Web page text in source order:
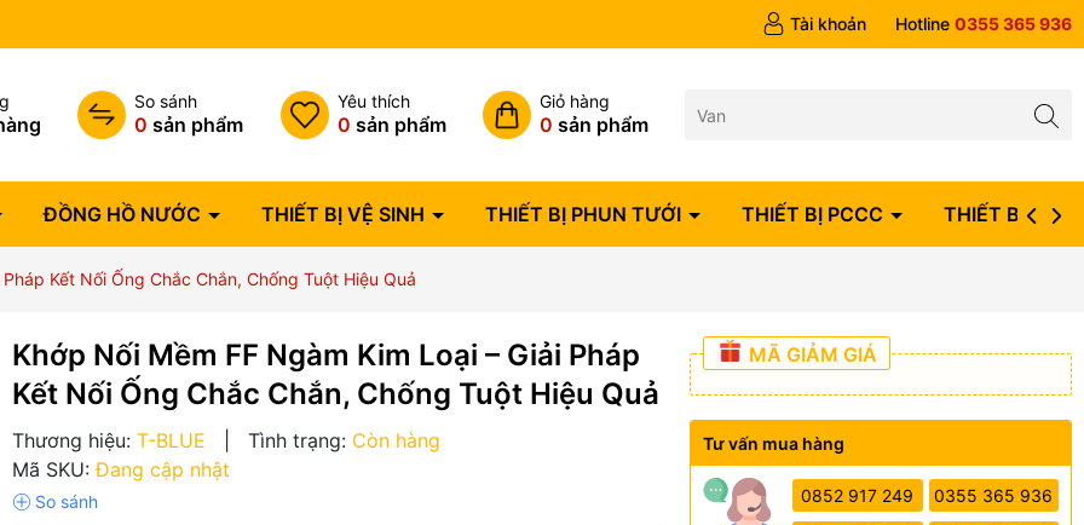
Tài khoản Hotline 0355 365 936
So sánh
0 sản phẩm
Yêu thích
0 sản phẩm
Giỏ hàng
0 sản phẩm
ĐỒNG HỒ NƯỚC THIẾT BỊ VỆ SINH THIẾT BỊ PHUN TƯỚI THIẾT BỊ PCCC THIẾT BỊ ĐIỆN
Kết Nối Ống Chắc Chắn, Chống Tuột Hiệu Quả
Khớp Nối Mềm FF Ngàm Kim Loại – Giải Pháp
Kết Nối Ống Chắc Chắn, Chống Tuột Hiệu Quả
Thương hiệu: T-BLUE Tình trạng: Còn hàng
Mã SKU: Đang cập nhật
MÃ GIẢM GIÁ
Tư vấn mua hàng
0852 917 249 0355 365 936